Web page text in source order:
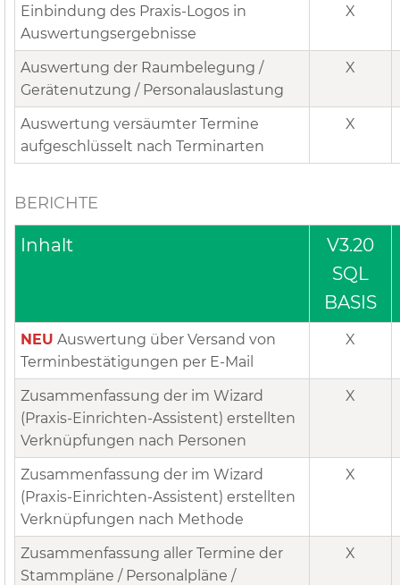
Einbindung des Praxis-Logos in
Auswertungsergebnisse
X
Auswertung der Raumbelegung /
Gerätenutzung / Personalauslastung
X
Auswertung versäumter Termine
aufgeschlüsselt nach Terminarten
X
BERICHTE
Inhalt
V3.20
SQL
BASIS
NEU Auswertung über Versand von
Terminbestätigungen per E-Mail
X
Zusammenfassung der im Wizard
(Praxis-Einrichten-Assistent) erstellten
Verknüpfungen nach Personen
X
Zusammenfassung der im Wizard
(Praxis-Einrichten-Assistent) erstellten
Verknüpfungen nach Methode
X
Zusammenfassung aller Termine der
Stammpläne / Personalpläne /
X